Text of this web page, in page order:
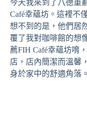
今天我來到了八德重
Café幸蘊坊。這裡不
想不到的是，他們居
覆了我對咖啡館的想
薦FIH Café幸蘊坊唷
店，店內簡潔而溫馨
身於家中的舒適角落。